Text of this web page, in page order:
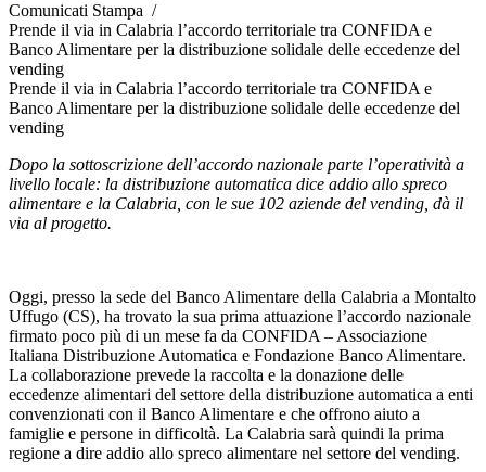
Comunicati Stampa /
Prende il via in Calabria l’accordo territoriale tra CONFIDA e
Banco Alimentare per la distribuzione solidale delle eccedenze del
vending
Prende il via in Calabria l’accordo territoriale tra CONFIDA e
Banco Alimentare per la distribuzione solidale delle eccedenze del
vending
Dopo la sottoscrizione dell’accordo nazionale parte l’operatività a
livello locale: la distribuzione automatica dice addio allo spreco
alimentare e la Calabria, con le sue 102 aziende del vending, dà il
via al progetto.
Oggi, presso la sede del Banco Alimentare della Calabria a Montalto
Uffugo (CS), ha trovato la sua prima attuazione l’accordo nazionale
firmato poco più di un mese fa da CONFIDA – Associazione
Italiana Distribuzione Automatica e Fondazione Banco Alimentare.
La collaborazione prevede la raccolta e la donazione delle
eccedenze alimentari del settore della distribuzione automatica a enti
convenzionati con il Banco Alimentare e che offrono aiuto a
famiglie e persone in difficoltà. La Calabria sarà quindi la prima
regione a dire addio allo spreco alimentare nel settore del vending.